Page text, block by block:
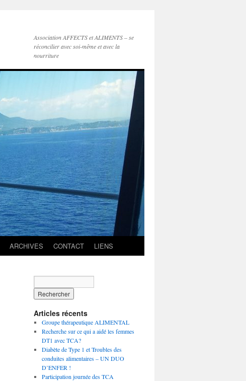
Association AFFECTS et ALIMENTS – se
réconcilier avec soi-même et avec la
nourriture
ARCHIVES CONTACT LIENS
Articles récents
Groupe thérapeutique ALIMENTAL
Recherche sur ce qui a aidé les femmes
DT1 avec TCA?
Diabète de Type 1 et Troubles des
conduites alimentaires – UN DUO
D’ENFER !
Participation journée des TCA